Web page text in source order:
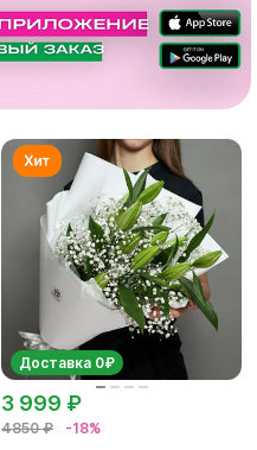
Доставка 0₽
4850 ₽ -18%
3 999 ₽